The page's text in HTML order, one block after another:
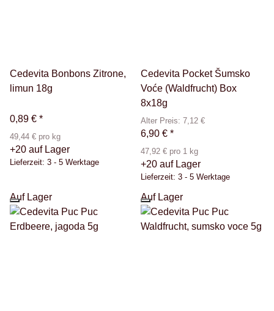
Cedevita Bonbons Zitrone,
limun 18g
0,89 € *
49,44 € pro kg
+20 auf Lager
Lieferzeit: 3 - 5 Werktage
Cedevita Pocket Šumsko
Voće (Waldfrucht) Box
8x18g
Alter Preis: 7,12 €
6,90 € *
47,92 € pro 1 kg
+20 auf Lager
Lieferzeit: 3 - 5 Werktage
Auf Lager Auf Lager